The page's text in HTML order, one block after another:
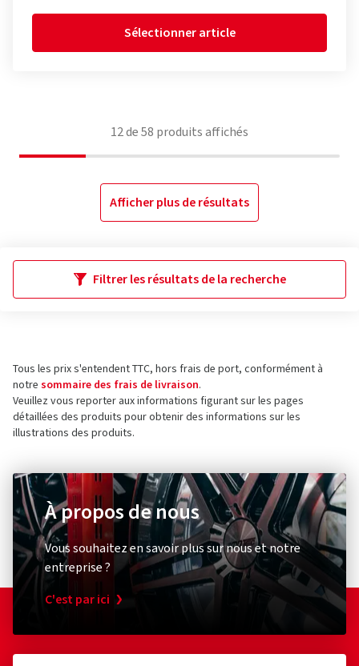
Sélectionner article
12de58 produits affichés
Afficher plus de résultats
Filtrer les résultats de la recherche
Tous les prix s'entendent TTC, hors frais de port, conformément à
notre sommaire des frais de livraison.
Veuillez vous reporter aux informations figurant sur les pages
détaillées des produits pour obtenir des informations sur les
illustrations des produits.
À propos de nous
Vous souhaitez en savoir plus sur nous et notre
entreprise ?
C'est par ici